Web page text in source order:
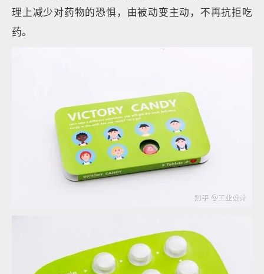
理上减少对药物的恐惧，由被动变主动，不再抗拒吃
药。